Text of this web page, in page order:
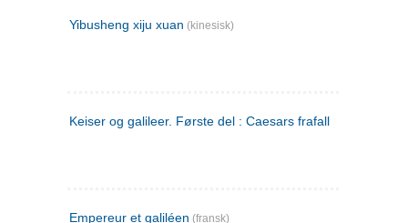
Yibusheng xiju xuan (kinesisk)
Keiser og galileer. Første del : Caesars frafall
Empereur et galiléen (fransk)